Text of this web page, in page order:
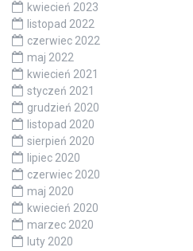
kwiecień 2023
listopad 2022
czerwiec 2022
maj 2022
kwiecień 2021
styczeń 2021
grudzień 2020
listopad 2020
sierpień 2020
lipiec 2020
czerwiec 2020
maj 2020
kwiecień 2020
marzec 2020
luty 2020